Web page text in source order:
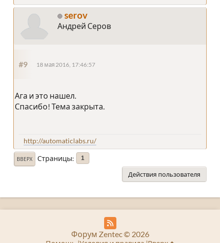
serov
Андрей Серов
#9 18 мая 2016, 17:46:57
Ага и это нашел.
Спасибо! Тема закрыта.
http://automaticlabs.ru/
ВВЕРХ Страницы 1
Действия пользователя
Форум Zentec © 2026